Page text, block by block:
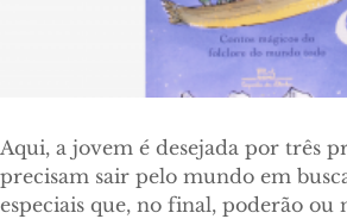
Aqui, a jovem é desejada por três
precisam sair pelo mundo em
especiais que, no final, poderão ou